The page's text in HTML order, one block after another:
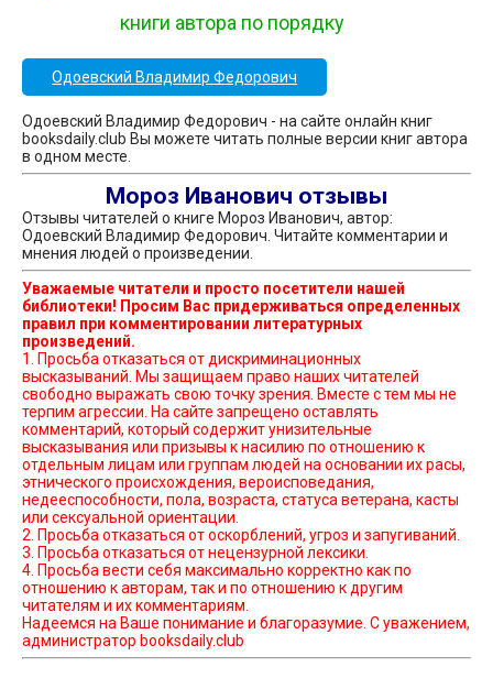
книги автора по порядку
Одоевский Владимир Федорович
Одоевский Владимир Федорович - на сайте онлайн книг
booksdaily.club Вы можете читать полные версии книг автора
в одном месте.
Мороз Иванович отзывы
Отзывы читателей о книге Мороз Иванович, автор:
Одоевский Владимир Федорович. Читайте комментарии и
мнения людей о произведении.
Уважаемые читатели и просто посетители нашей
библиотеки! Просим Вас придерживаться определенных
правил при комментировании литературных
произведений.
1. Просьба отказаться от дискриминационных
высказываний. Мы защищаем право наших читателей
свободно выражать свою точку зрения. Вместе с тем мы не
терпим агрессии. На сайте запрещено оставлять
комментарий, который содержит унизительные
высказывания или призывы к насилию по отношению к
отдельным лицам или группам людей на основании их расы,
этнического происхождения, вероисповедания,
недееспособности, пола, возраста, статуса ветерана, касты
или сексуальной ориентации.
2. Просьба отказаться от оскорблений, угроз и запугиваний.
3. Просьба отказаться от нецензурной лексики.
4. Просьба вести себя максимально корректно как по
отношению к авторам, так и по отношению к другим
читателям и их комментариям.
Надеемся на Ваше понимание и благоразумие. С уважением,
администратор booksdaily.club